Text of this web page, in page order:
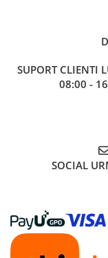
Comic Books (Benzi
DragonBallZ
Accesorii TCG
Weis Schwarz
Flesh and Blood
SUPORT CLIENTI
08:00 -
SOCIAL